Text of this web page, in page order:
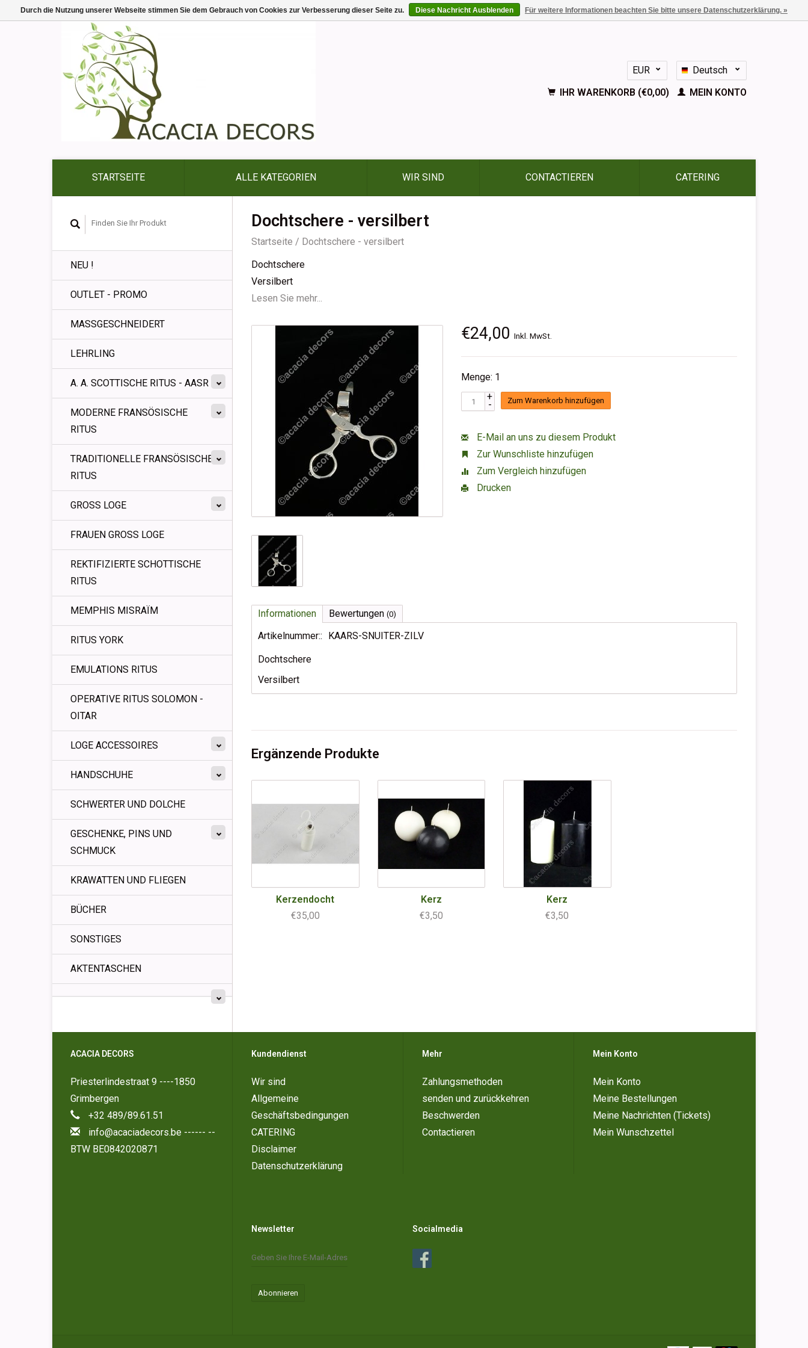
EUR
GBP
Deutsch
Nederlands
English
IHR WARENKORB (€0,00) MEIN KONTO
STARTSEITE ALLE KATEGORIEN WIR SIND CONTACTIEREN CATERING
NEU !
OUTLET - PROMO
MASSGESCHNEIDERT
LEHRLING
A. A. SCOTTISCHE RITUS - AASR
MODERNE FRANSÖSISCHE
RITUS
TRADITIONELLE FRANSÖSISCHE
RITUS
GROSS LOGE
FRAUEN GROSS LOGE
REKTIFIZIERTE SCHOTTISCHE
RITUS
MEMPHIS MISRAÏM
RITUS YORK
EMULATIONS RITUS
OPERATIVE RITUS SOLOMON -
OITAR
LOGE ACCESSOIRES
HANDSCHUHE
SCHWERTER UND DOLCHE
GESCHENKE, PINS UND
SCHMUCK
KRAWATTEN UND FLIEGEN
BÜCHER
SONSTIGES
AKTENTASCHEN
Dochtschere - versilbert
Startseite / Dochtschere - versilbert
Dochtschere
Versilbert
Lesen Sie mehr...
€24,00Inkl. MwSt.
Menge: 1
+
- Zum Warenkorb hinzufügen
E-Mail an uns zu diesem Produkt
Zur Wunschliste hinzufügen
Zum Vergleich hinzufügen
Drucken
Informationen Bewertungen (0)
Artikelnummer:: KAARS-SNUITER-ZILV
Dochtschere
Versilbert
Ergänzende Produkte
Kerzendocht
€35,00
Kerz
€3,50
Kerz
€3,50
ACACIA DECORS
Priesterlindestraat 9 ----1850
Grimbergen
+32 489/89.61.51
info@acaciadecors.be ------ --
BTW BE0842020871
Kundendienst
Wir sind
Allgemeine
Geschäftsbedingungen
CATERING
Disclaimer
Datenschutzerklärung
Mehr
Zahlungsmethoden
senden und zurückkehren
Beschwerden
Contactieren
Mein Konto
Mein Konto
Meine Bestellungen
Meine Nachrichten (Tickets)
Mein Wunschzettel
Newsletter
Abonnieren
Socialmedia
Durch die Nutzung unserer Webseite stimmen Sie dem Gebrauch von Cookies zur Verbesserung dieser Seite zu. Diese Nachricht Ausblenden Für weitere Informationen beachten Sie bitte unsere Datenschutzerklärung. »